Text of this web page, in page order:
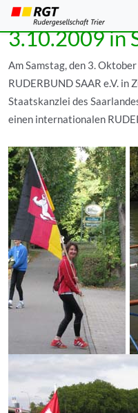
RUDER-
3.10.2009 in
Am Samstag, den 3.
RUDERBUND SAAR e.V. in
Staatskanzlei des
einen internationalen